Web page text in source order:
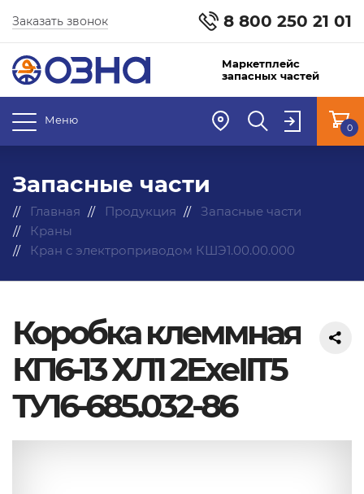
8 800 250 21 01
Заказать звонок
Маркетплейс
запасных частей
Меню
0
Запасные части
Главная Продукция
Запасные части
Краны
Кран с электроприводом КШЭ1.00.00.000
Коробка клеммная
КП6-13 ХЛ1 2ЕхеIIT5
ТУ16-685.032-86